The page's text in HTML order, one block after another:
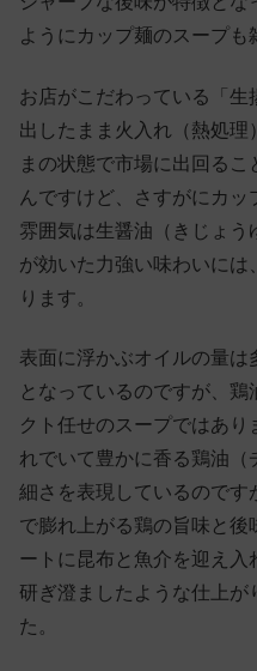
ようにカップ麺のスープも
お店がこだわっている「生
出したまま火入れ（熱処理
まの状態で市場に出回る
んですけど、さすがにカ
雰囲気は生醤油（きじょ
が効いた力強い味わいに
ります。
表面に浮かぶオイルの量
となっているのですが、
クト任せのスープではあ
れでいて豊かに香る鶏油
細さを表現しているのです
で膨れ上がる鶏の旨味と
ートに昆布と魚介を迎え入
研ぎ澄ましたような仕上が
た。